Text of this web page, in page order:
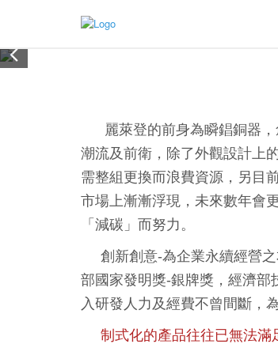
麗萊登的前身為瞬錩銅器，
潮流及前衛，除了外觀設計上
需整組更換而浪費資源，另目
市場上漸漸浮現，未來數年會
「減碳」而努力。
創新創意-為企業永續經營之
部國家發明獎-銀牌獎，經濟部
入研​發人力及經費不曾間斷，
制式化的產品往往已無法滿